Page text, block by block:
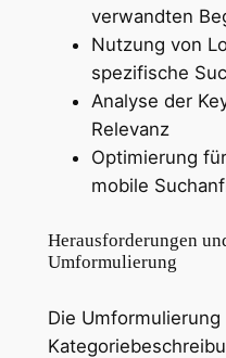
verwandten
Nutzung von
spezifische
Analyse der
Relevanz
Optimierung
mobile
Herausforderungen
Umformulierung
Die